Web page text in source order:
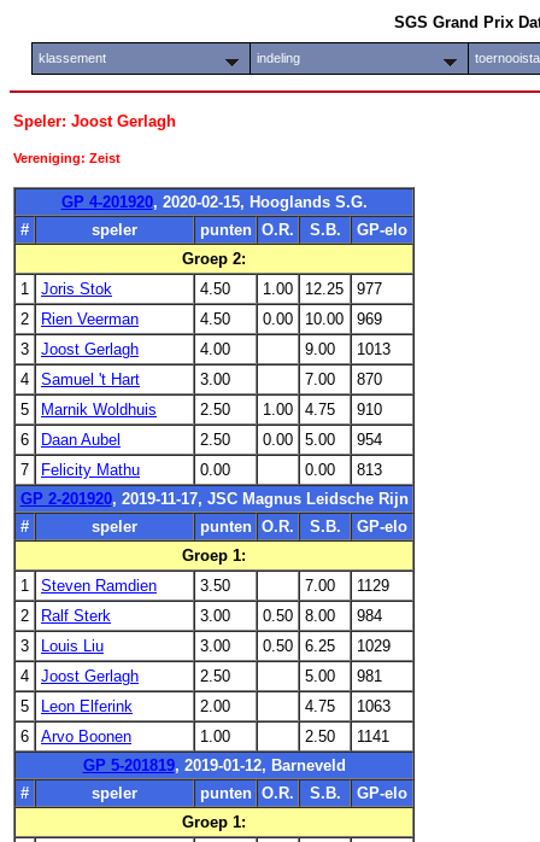
SGS Grand Prix
klassement indeling
Speler: Joost Gerlagh
Vereniging: Zeist
GP 4-201920, 2020-02-15, Hooglands S.G.
#
speler punten O.R. S.B.
GP-elo
Groep 2:
1
Joris Stok 4.50 1.00 12.25
977
2
Rien Veerman 4.50 0.00 10.00
969
3
Joost Gerlagh 4.00 9.00
1013
4
Samuel 't Hart 3.00 7.00
870
5
Marnik Woldhuis 2.50 1.00 4.75
910
6
Daan Aubel 2.50 0.00 5.00
954
7
Felicity Mathu 0.00 0.00
813
GP 2-201920, 2019-11-17, JSC Magnus Leidsche Rijn
#
speler punten O.R. S.B.
GP-elo
Groep 1:
1
Steven Ramdien 3.50 7.00
1129
2
Ralf Sterk 3.00 0.50 8.00
984
3
Louis Liu 3.00 0.50 6.25
1029
4
Joost Gerlagh 2.50 5.00
981
5
Leon Elferink 2.00 4.75
1063
6
Arvo Boonen 1.00 2.50
1141
GP 5-201819, 2019-01-12, Barneveld
#
speler punten O.R. S.B.
GP-elo
Groep 1: